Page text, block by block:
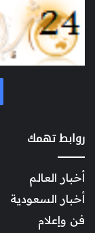
روابط تهمك
أخبار العالم
أخبار السعودية
فن وإعلام